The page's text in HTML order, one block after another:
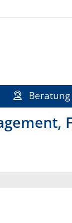
Beratung